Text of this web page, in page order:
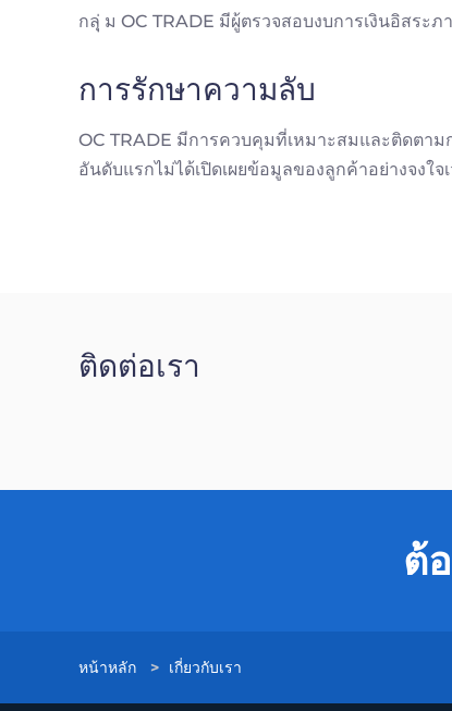
กลุุ่ ม OC TRADE มีผู้ตรวจสอบงบการเงินอิสระ
การรักษาความลับ
OC TRADE มีการควบคุมที่เหมาะสมและติดตา
อันดับแรกไม่ได้เปิดเผยข้อมูลของลูกค้าอย่างจง
ติดต่อเรา
ต้
หน้าหลัก > เกี่ยวกับเรา